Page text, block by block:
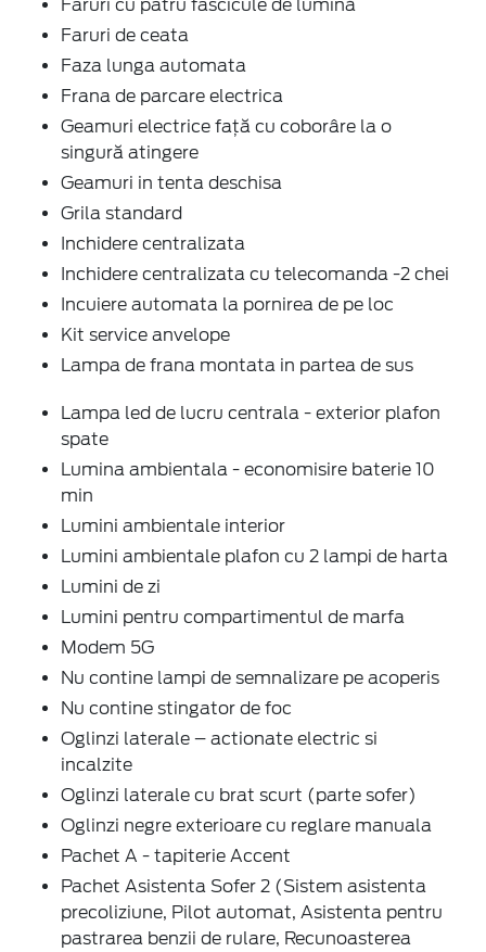
Faruri cu patru fascicule de lumină
Faruri de ceata
Faza lunga automata
Frana de parcare electrica
Geamuri electrice faţă cu coborâre la o
singură atingere
Geamuri in tenta deschisa
Grila standard
Inchidere centralizata
Inchidere centralizata cu telecomanda -2 chei
Incuiere automata la pornirea de pe loc
Kit service anvelope
Lampa de frana montata in partea de sus
Lampa led de lucru centrala - exterior plafon
spate
Lumina ambientala - economisire baterie 10
min
Lumini ambientale interior
Lumini ambientale plafon cu 2 lampi de harta
Lumini de zi
Lumini pentru compartimentul de marfa
Modem 5G
Nu contine lampi de semnalizare pe acoperis
Nu contine stingator de foc
Oglinzi laterale – actionate electric si
incalzite
Oglinzi laterale cu brat scurt (parte sofer)
Oglinzi negre exterioare cu reglare manuala
Pachet A - tapiterie Accent
Pachet Asistenta Sofer 2 (Sistem asistenta
precoliziune, Pilot automat, Asistenta pentru
pastrarea benzii de rulare, Recunoasterea